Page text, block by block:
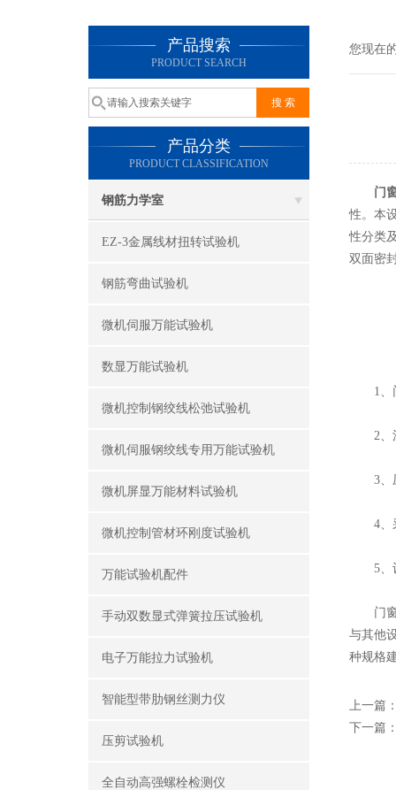
产品搜索
PRODUCT SEARCH
产品分类
PRODUCT CLASSIFICATION
钢筋力学室
EZ-3金属线材扭转试验机
钢筋弯曲试验机
微机伺服万能试验机
数显万能试验机
微机控制钢绞线松弛试验机
微机伺服钢绞线专用万能试验机
微机屏显万能材料试验机
微机控制管材环刚度试验机
万能试验机配件
手动双数显式弹簧拉压试验机
电子万能拉力试验机
智能型带肋钢丝测力仪
压剪试验机
全自动高强螺栓检测仪
您现在
门
性。本
性分类
双面密
1、门
2、流
3、压
4、采
5、设
门窗
与其他
种规格
上一篇
下一篇